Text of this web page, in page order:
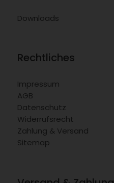
Downloads
Rechtliches
Impressum
AGB
Datenschutz
Widerrufsrecht
Zahlung & Versand
Sitemap